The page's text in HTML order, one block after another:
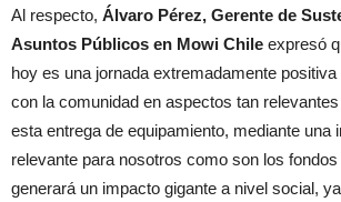
Al respecto, Álvaro Pérez, Gerente de
Asuntos Públicos en Mowi Chile expresó
hoy es una jornada extremadamente
con la comunidad en aspectos tan
esta entrega de equipamiento, mediante una
relevante para nosotros como son los
generará un impacto gigante a nivel social,